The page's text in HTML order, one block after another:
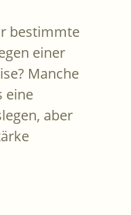
bestimmte
einer
Manche
eine
aber